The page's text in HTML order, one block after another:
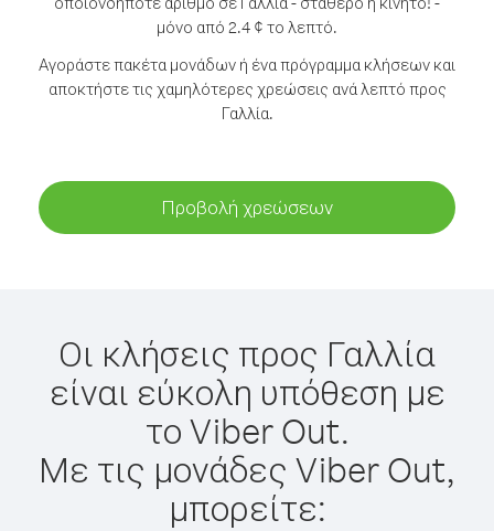
μόνο από 2.4 ¢ το λεπτό.
Αγοράστε πακέτα μονάδων ή ένα πρόγραμμα κλήσεων και
αποκτήστε τις χαμηλότερες χρεώσεις ανά λεπτό προς
Γαλλία.
Προβολή χρεώσεων
Οι κλήσεις προς Γαλλία
είναι εύκολη υπόθεση με
το Viber Out.
Με τις μονάδες Viber Out,
μπορείτε: